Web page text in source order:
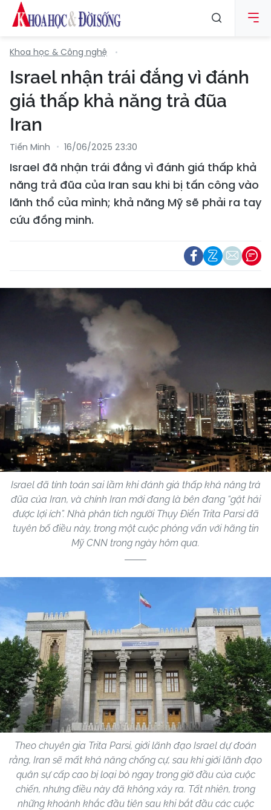
Khoa học & Công nghệ
Israel nhận trái đắng vì đánh
giá thấp khả năng trả đũa
Iran
Tiến Minh 16/06/2025 23:30
Israel đã nhận trái đắng vì đánh giá thấp khả
năng trả đũa của Iran sau khi bị tấn công vào
lãnh thổ của mình; khả năng Mỹ sẽ phải ra tay
cứu đồng minh.
Israel đã tính toán sai lầm khi đánh giá thấp khả năng trả
đũa của Iran, và chính Iran mới đang là bên đang “gặt hái
được lợi ích”. Nhà phân tích người Thụy Điển Trita Parsi đã
tuyên bố điều này, trong một cuộc phỏng vấn với hãng tin
Mỹ CNN trong ngày hôm qua.
Theo chuyên gia Trita Parsi, giới lãnh đạo Israel dự đoán
rằng, Iran sẽ mất khả năng chống cự, sau khi giới lãnh đạo
quân sự cấp cao bị loại bỏ ngay trong giờ đầu của cuộc
chiến, nhưng điều này đã không xảy ra. Tất nhiên, trong
những khoảnh khắc đầu tiên sau khi bắt đầu các cuộc